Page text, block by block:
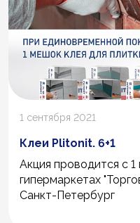
1 сентября 2021
Клеи Plitonit. 6+1
Акция проводится с
гипермаркетах
Санкт-Петербург